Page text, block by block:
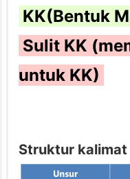
n
j
e
l
a
n
2.
KK(Bentuk
Sulit KK
untuk KK)
Struktur kalimat